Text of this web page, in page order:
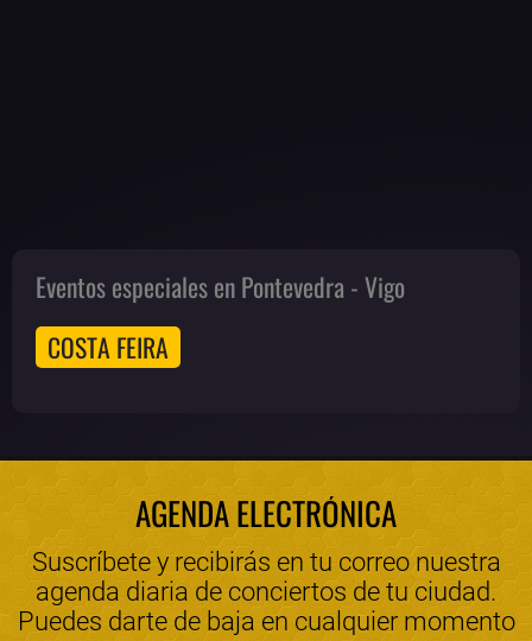
Eventos especiales en Pontevedra - Vigo
COSTA FEIRA
AGENDA ELECTRÓNICA
Suscríbete y recibirás en tu correo nuestra
agenda diaria de conciertos de tu ciudad.
Puedes darte de baja en cualquier momento